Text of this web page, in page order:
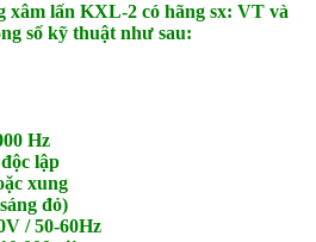
xâm lấn KXL-2 có hãng sx: VT và
số kỹ thuật như sau:
Hz
lập
xung
đỏ)
/ 50-60Hz